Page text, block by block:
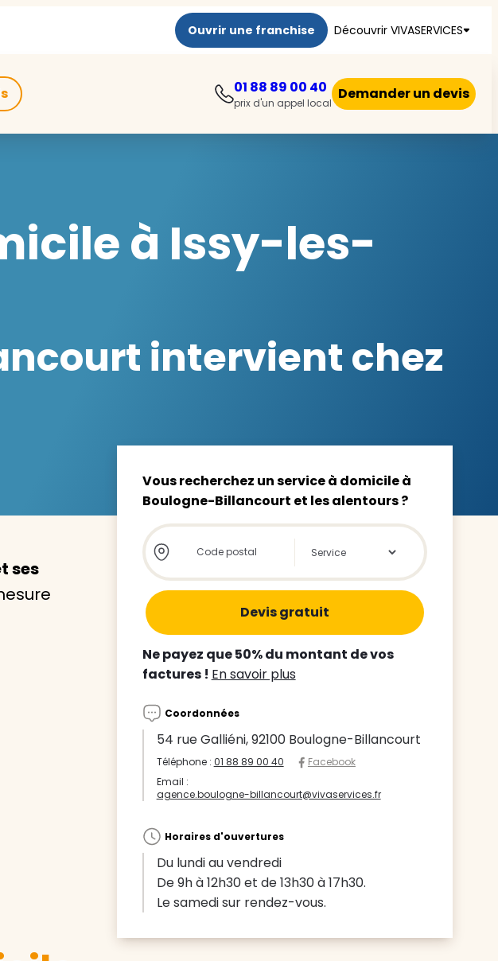
Ouvrir une franchise Découvrir VIVASERVICES
01 88 89 00 40
prix d'un appel local
Demander un devis
trouvez le
qui vous
la garde de votre enfant
nos intervenants à
Trouver mon agence
à Issy-les-
intervient chez
ses
Vous recherchez un service à domicile à
Boulogne-Billancourt et les alentours ?
Store locator global - Autocompletion
Rechercher
Ne payez que 50% du montant de vos
factures ! En savoir plus
Coordonnées
54 rue Galliéni, 92100 Boulogne-Billancourt
Téléphone : 01 88 89 00 40
Facebook
Email :
agence.boulogne-billancourt@vivaservices.fr
Horaires d'ouvertures
Du lundi au vendredi
De 9h à 12h30 et de 13h30 à 17h30.
Le samedi sur rendez-vous.